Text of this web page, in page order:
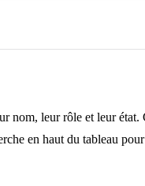
nom, leur rôle et leur état.
en haut du tableau